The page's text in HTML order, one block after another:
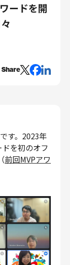
ードを開
Share
す。2023年
を初のオフ
前回MVPアワ